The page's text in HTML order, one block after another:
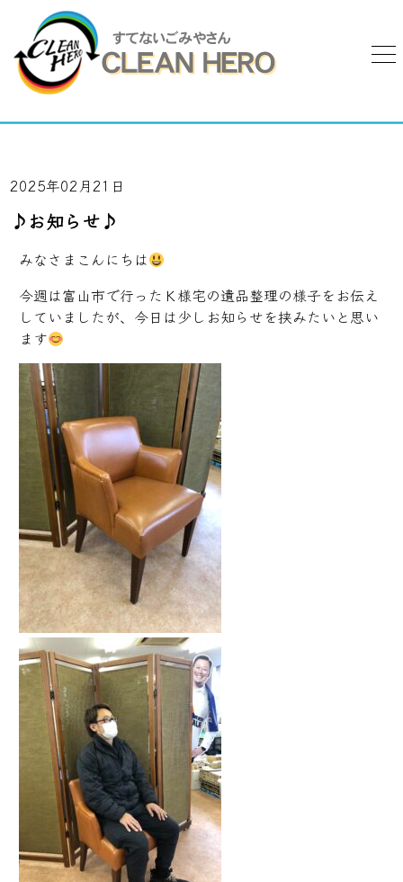
2025年02月21日
♪お知らせ♪
みなさまこんにちは
今週は富山市で行ったＫ様宅の遺品整理の様子をお伝え
していましたが、今日は少しお知らせを挟みたいと思い
ます